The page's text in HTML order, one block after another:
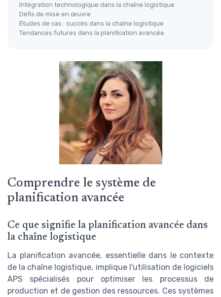
Intégration technologique dans la chaîne logistique
Défis de mise en œuvre
Études de cas : succès dans la chaîne logistique
Tendances futures dans la planification avancée
Comprendre le système de
planification avancée
Ce que signifie la planification avancée dans
la chaîne logistique
La planification avancée, essentielle dans le contexte
de la chaîne logistique, implique l'utilisation de logiciels
APS spécialisés pour optimiser les processus de
production et de gestion des ressources. Ces systèmes